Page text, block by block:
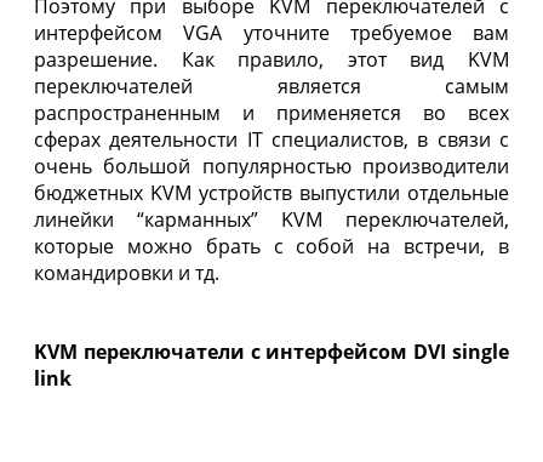
Поэтому при выборе KVM переключателей с
интерфейсом VGA уточните требуемое вам
разрешение. Как правило, этот вид KVM
переключателей является самым
распространенным и применяется во всех
сферах деятельности IT специалистов, в связи с
очень большой популярностью производители
бюджетных KVM устройств выпустили отдельные
линейки “карманных” KVM переключателей,
которые можно брать с собой на встречи, в
командировки и тд.
KVM переключатели с интерфейсом DVI single
link